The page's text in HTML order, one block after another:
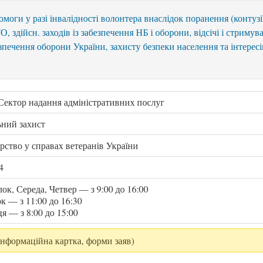
у разі інвалідності волонтера внаслідок поранення
заходів із забезпечення НБ і оборони, відсічі і
оборони України, захисту безпеки населення та
надання адміністративних послуг
захист
у справах ветеранів України
Середа, Четвер — з 9:00 до 16:00
— з 11:00 до 16:30
— з 8:00 до 15:00
картка, форми заяв)